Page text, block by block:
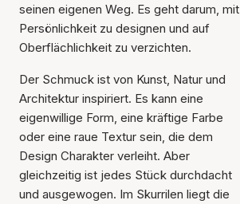
seinen eigenen Weg. Es geht darum, mit
Persönlichkeit zu designen und auf
Oberflächlichkeit zu verzichten.
Der Schmuck ist von Kunst, Natur und
Architektur inspiriert. Es kann eine
eigenwillige Form, eine kräftige Farbe
oder eine raue Textur sein, die dem
Design Charakter verleiht. Aber
gleichzeitig ist jedes Stück durchdacht
und ausgewogen. Im Skurrilen liegt die